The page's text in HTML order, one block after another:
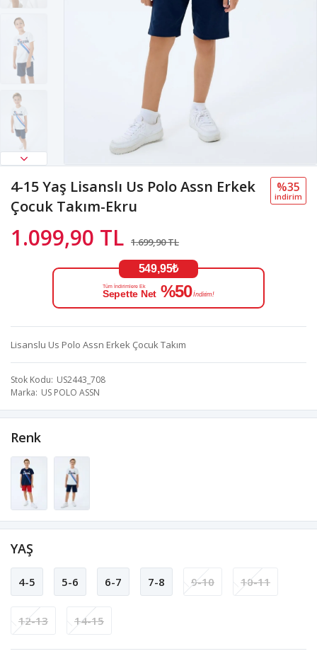
4-15 Yaş Lisanslı Us Polo Assn Erkek
Çocuk Takım-Ekru
1.099,90 TL 1.699,90 TL
%35
i̇ndi̇ri̇m
549,95₺
Tüm İndirimlere Ek
Sepette Net %50 İndirim!
Lisanslu Us Polo Assn Erkek Çocuk Takım
Stok Kodu US2443_708
Marka US POLO ASSN
Renk
YAŞ
4-5 5-6 6-7 7-8 9-10 10-11
12-13 14-15